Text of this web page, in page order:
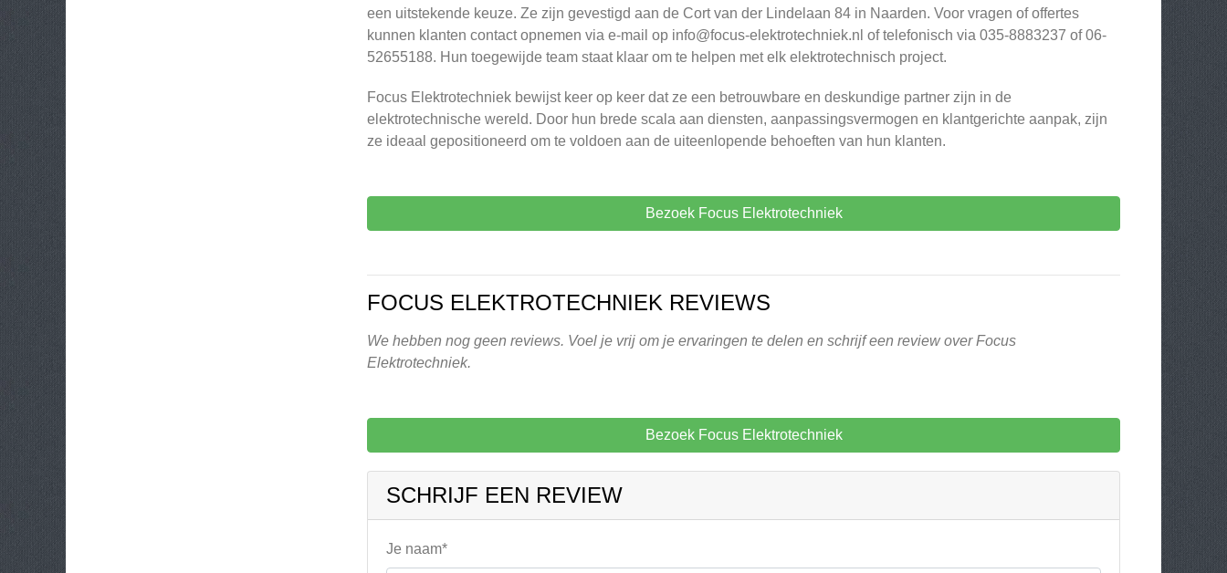
een uitstekende keuze. Ze zijn gevestigd aan de Cort van der Lindelaan 84 in Naarden. Voor vragen of offertes
kunnen klanten contact opnemen via e-mail op info@focus-elektrotechniek.nl of telefonisch via 035-8883237 of 06-
52655188. Hun toegewijde team staat klaar om te helpen met elk elektrotechnisch project.
Focus Elektrotechniek bewijst keer op keer dat ze een betrouwbare en deskundige partner zijn in de
elektrotechnische wereld. Door hun brede scala aan diensten, aanpassingsvermogen en klantgerichte aanpak, zijn
ze ideaal gepositioneerd om te voldoen aan de uiteenlopende behoeften van hun klanten.
Bezoek Focus Elektrotechniek
FOCUS ELEKTROTECHNIEK REVIEWS
We hebben nog geen reviews. Voel je vrij om je ervaringen te delen en schrijf een review over Focus
Elektrotechniek.
Bezoek Focus Elektrotechniek
SCHRIJF EEN REVIEW
Je naam*